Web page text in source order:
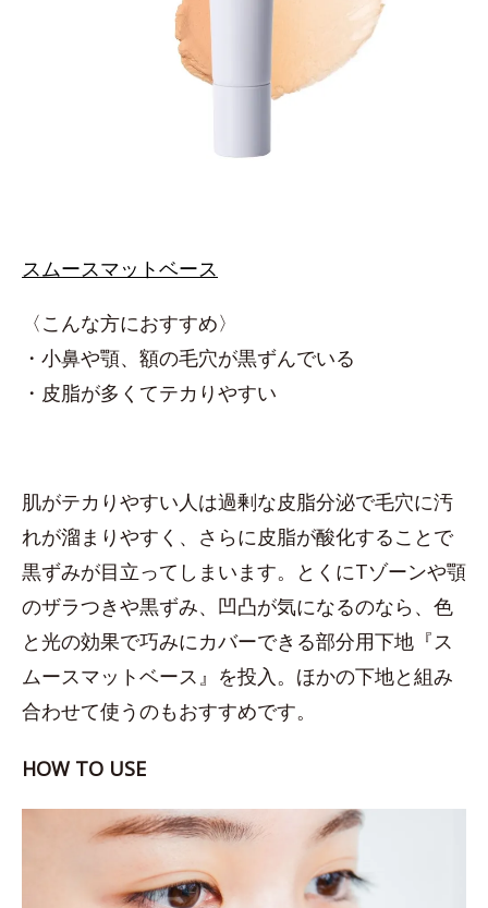
スムースマットベース
〈こんな方におすすめ〉
・小鼻や顎、額の毛穴が黒ずんでいる
・皮脂が多くてテカりやすい
肌がテカりやすい人は過剰な皮脂分泌で毛穴に汚
れが溜まりやすく、さらに皮脂が酸化することで
黒ずみが目立ってしまいます。とくにTゾーンや顎
のザラつきや黒ずみ、凹凸が気になるのなら、色
と光の効果で巧みにカバーできる部分用下地『ス
ムースマットベース』を投入。ほかの下地と組み
合わせて使うのもおすすめです。
HOW TO USE